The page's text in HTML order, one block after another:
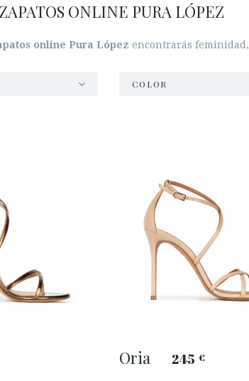
ONLINE PURA LÓPEZ
online Pura López encontrarás
COLOR
Oria 245 €